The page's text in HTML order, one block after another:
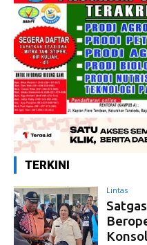
TERKINI
Lintas